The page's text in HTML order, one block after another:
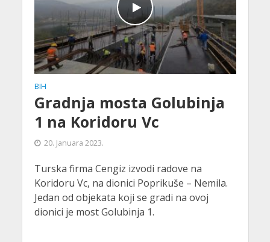
BIH
Gradnja mosta Golubinja
1 na Koridoru Vc
20. Januara 2023.
Turska firma Cengiz izvodi radove na
Koridoru Vc, na dionici Poprikuše – Nemila.
Jedan od objekata koji se gradi na ovoj
dionici je most Golubinja 1.